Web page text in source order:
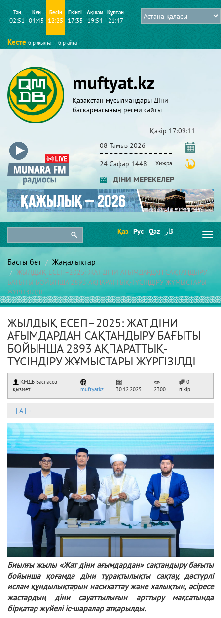
Таң
02:51
Күн
04:45
Бесін
12:25
Екінті
17:35
Ақшам
19:54
Құптан
21:47
Кесте бір жылға бір айға
muftyat.kz
Қазақстан мұсылмандары Діни
басқармасының ресми сайты
Қазір 17:09:12
08 Тамыз 2026
24 Сафар 1448 Хижра
ДІНИ МЕРЕКЕЛЕР
Қаз Рус Qaz قاز
Басты бет Жаңалықтар
ЖЫЛДЫҚ ЕСЕП–2025: ЖАТ ДІНИ АҒЫМДАРДАН САҚТАНДЫРУ
БАҒЫТЫ БОЙЫНША 2893 АҚПАРАТТЫҚ-ТҮСІНДІРУ ЖҰМЫСТАРЫ
ЖҮРГІЗІЛДІ
ЖЫЛДЫҚ ЕСЕП–2025: ЖАТ ДІНИ
АҒЫМДАРДАН САҚТАНДЫРУ БАҒЫТЫ
БОЙЫНША 2893 АҚПАРАТТЫҚ-
ТҮСІНДІРУ ЖҰМЫСТАРЫ ЖҮРГІЗІЛДІ
ҚМДБ Баспасөз
қызметі
muftyatkz 30.12.2025 2300
0
пікір
– | A| +
Биылғы жылы «Жат діни ағымдардан» сақтандыру бағыты
бойынша қоғамда діни тұрақтылықты сақтау, дәстүрлі
ислам құндылықтарын насихаттау және халықтың, әсіресе
жастардың діни сауаттылығын арттыру мақсатында
бірқатар жүйелі іс-шаралар атқарылды.